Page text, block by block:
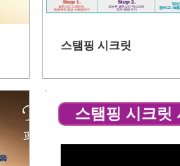
스탬핑 시크릿
스탬핑 시크릿